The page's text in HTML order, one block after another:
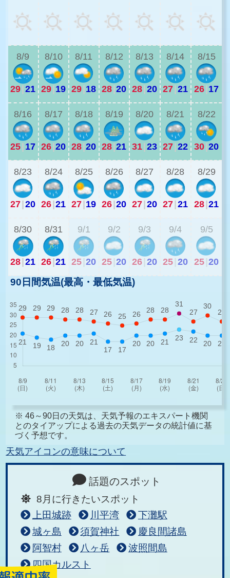
8/9
29 21
8/10
29 19
8/11
29 18
8/12
28 20
8/13
28 20
8/14
27 21
8/15
26 17
8/16
25 17
8/17
26 20
8/18
28 20
8/19
28 21
8/20
31 23
8/21
27 22
8/22
30 20
8/23
27 20
8/24
26 21
8/25
27 19
8/26
26 20
8/27
27 20
8/28
27 21
8/29
28 21
8/30
28 21
8/31
26 21
9/1
25 20
9/2
25 20
9/3
26 20
9/4
25 20
9/5
25 20
90日間気温(最高・最低気温)
※ 46～90日の天気は、天気予報のエキスパート機関
とのタイアップによる過去の天気データの統計値に基
づく予想です。
天気アイコンの意味について
話題のスポット
8月に行きたいスポット
上田城跡
川平湾
下灘駅
城ヶ島
須賀神社
慶良間諸島
阿智村
八ヶ岳
波照間島
四国カルスト